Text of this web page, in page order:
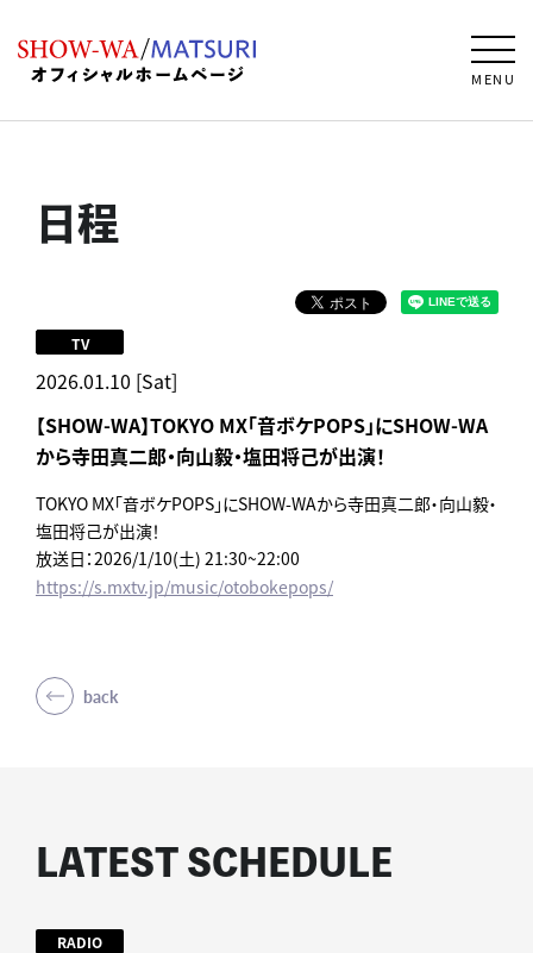
MENU
日程
2026.01.10 [Sat]
TV
【SHOW-WA】TOKYO MX「音ボケPOPS」にSHOW-WA
から寺田真二郎・向山毅・塩田将己が出演！
TOKYO MX「音ボケPOPS」にSHOW-WAから寺田真二郎・向山毅・
塩田将己が出演！
放送日：2026/1/10(土) 21:30~22:00
https://s.mxtv.jp/music/otobokepops/
back
LATEST SCHEDULE
RADIO